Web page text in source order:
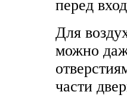
перед
Для
можно
части